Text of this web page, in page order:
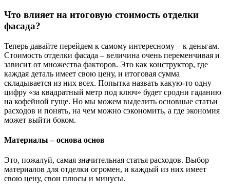
Что влияет на итоговую стоимость отделки
фасада?
Теперь давайте перейдем к самому интересному – к деньгам.
Стоимость отделки фасада – величина очень переменчивая и
зависит от множества факторов. Это как конструктор, где
каждая деталь имеет свою цену, и итоговая сумма
складывается из них всех. Попытка назвать какую-то одну
цифру «за квадратный метр под ключ» будет сродни гаданию
на кофейной гуще. Но мы можем выделить основные статьи
расходов и понять, на чем можно сэкономить, а где экономия
может выйти боком.
Материалы – основа основ
Это, пожалуй, самая значительная статья расходов. Выбор
материалов для отделки огромен, и каждый из них имеет
свою цену, свои плюсы и минусы.